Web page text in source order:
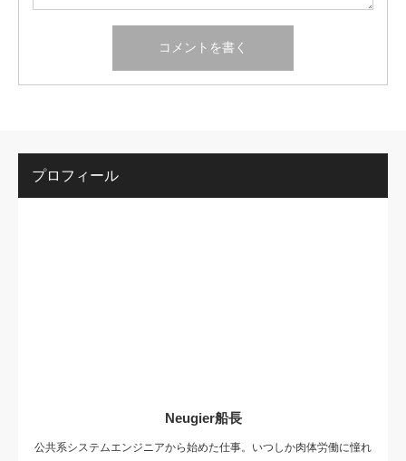
プロフィール
Neugier船長
公共系システムエンジニアから始めた仕事。いつしか肉体労働に憧れ